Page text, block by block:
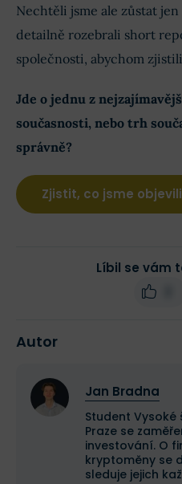
Nechtěli jsme ale zůstat
detailně rozebrali short
společnosti, abychom
Jde o jednu z
současnosti, nebo trh
správně?
Zjistit, co jsme objevili
Líbil se vám
Autor
Jan Bradna
Student
Praze se
investování. O
kryptoměny se
sleduje jejich